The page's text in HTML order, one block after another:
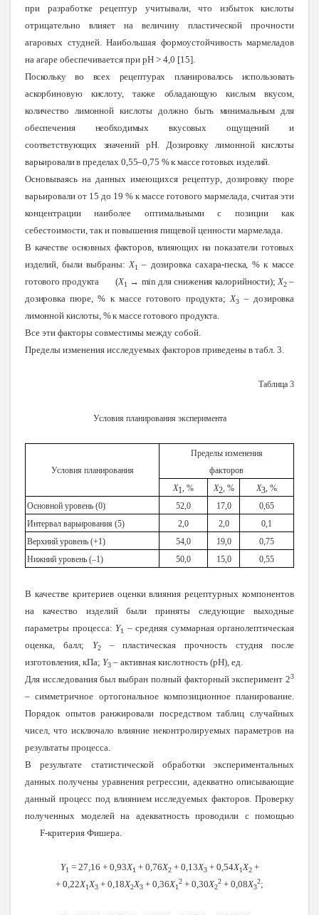
при разработке рецептур учитывали, что избыток кислоты
отрицательно влияет на величину пластической прочности
агаровых студней. Наибольшая формоустойчивость мармеладов
на агаре обеспечивается при рН > 4,0 [15].
Поскольку во всех рецептурах планировалось использовать
аскорбиновую кислоту, также обладающую кислым вкусом,
количество лимонной кислоты должно быть минимальным для
обеспечения необходимых вкусовых ощущений и
соответствующих значений рН. Дозировку лимонной кислоты
варьировали в пределах 0,55–0,75 % к массе готовых изделий.
Основываясь на данных имеющихся рецептур, дозировку пюре
варьировали от 15 до 19 % к массе готового мармелада, считая эти
концентрации наиболее оптимальными с позиции как
себестоимости, так и повышения пищевой ценности мармелада.
В качестве основных факторов, влияющих на показатели готовых
изделий, были выбраны:Х1– дозировка сахара-песка, % к массе
готового продукта (Х1 → min для снижения калорийности);Х2–
дозировка пюре, % к массе готового продукта;Х3
– дозировка
лимонной кислоты, % к массе готового продукта.
Все эти факторы совместимы между собой.
Пределы изменения исследуемых факторов приведены в табл. 3.
Таблица 3
Условия планирования эксперимента
Условия планирования
Пределы изменения
факторов
Х1, % Х2, % Х3, %
Основной уровень (0)
52,0 17,0
0,65
Интервал варьирования (5) 2,0 2,0
0,1
Верхний уровень (+1)
54,0 19,0
0,75
Нижний уровень (–1)
50,0 15,0 0,55
В качестве критериев оценки влияния рецептурных компонентов
на качество изделий были приняты следующие выходные
параметры процесса: Y1
– средняя суммарная органолептическая
оценка, балл; Y2– пластическая прочность студня после
изготовления, кПа; Y3 – активная кислотность (рН), ед.
Для исследования был выбран полный факторный эксперимент 23
– симметричное ортогональное композиционное планирование.
Порядок опытов ранжировали посредством таблиц случайных
чисел, что исключало влияние неконтролируемых параметров на
результаты процесса.
В результате статистической обработки экспериментальных
данных получены уравнения регрессии, адекватно описывающие
данный процесс под влиянием исследуемых факторов. Проверку
полученных моделей на адекватность проводили с помощью
F-критерия Фишера.
Y1 = 27,16 + 0,93Х1 + 0,76Х2 + 0,13Х3 + 0,54Х1Х2 +
+ 0,22Х1Х3 + 0,18Х2Х3 + 0,36Х1
2 + 0,30Х2
2 + 0,08Х3
2;